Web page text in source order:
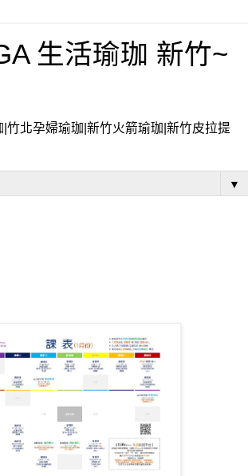
生活瑜珈 新竹~
竹北孕婦瑜珈|新竹火箭瑜珈|新竹皮拉提
▼